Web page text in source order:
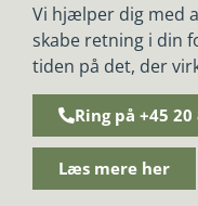
Vi hjælper dig med
skabe retning i din
tiden på det, der
Ring på +45 20
Læs mere her